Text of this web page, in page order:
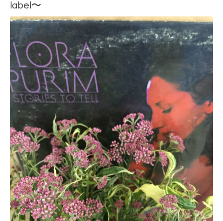
label〜